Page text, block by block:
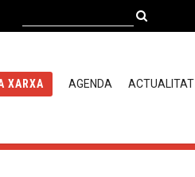
XARXA AGENDA ACTUALITAT